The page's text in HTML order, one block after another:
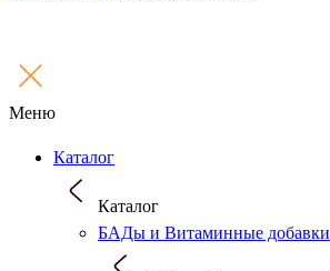
Меню
Каталог
Каталог
БАДы и Витаминные добавки